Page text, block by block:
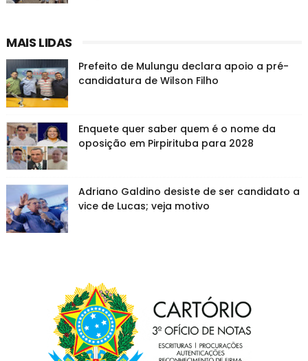
MAIS LIDAS
Prefeito de Mulungu declara apoio a pré-
candidatura de Wilson Filho
Enquete quer saber quem é o nome da
oposição em Pirpirituba para 2028
Adriano Galdino desiste de ser candidato a
vice de Lucas; veja motivo